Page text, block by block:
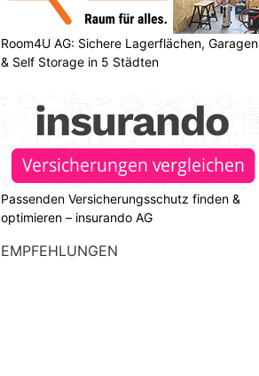
Room4U AG: Sichere Lagerflächen, Garagen
& Self Storage in 5 Städten
Passenden Versicherungsschutz finden &
optimieren – insurando AG
EMPFEHLUNGEN